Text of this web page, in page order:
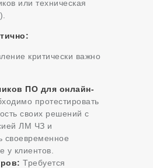
или техническая
критически важно
ПО для онлайн-
протестировать
своих решений с
ЛМ ЧЗ и
своевременное
у клиентов.
Требуется